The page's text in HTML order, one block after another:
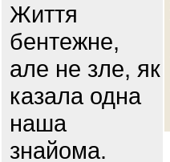
Життя
бентежне,
але не зле, як
казала одна
наша
знайома.